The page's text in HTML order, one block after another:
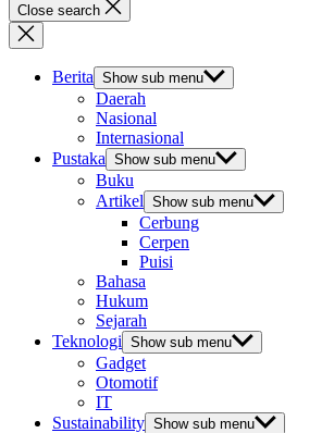
Close search
Berita Show sub menu
Daerah
Nasional
Internasional
Pustaka Show sub menu
Buku
Artikel Show sub menu
Cerbung
Cerpen
Puisi
Bahasa
Hukum
Sejarah
Teknologi Show sub menu
Gadget
Otomotif
IT
Sustainability Show sub menu